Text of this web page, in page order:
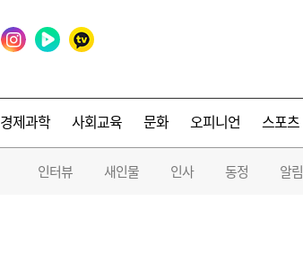
경제과학 사회교육 문화 오피니언 스포츠
인터뷰 새인물 인사 동정 알림